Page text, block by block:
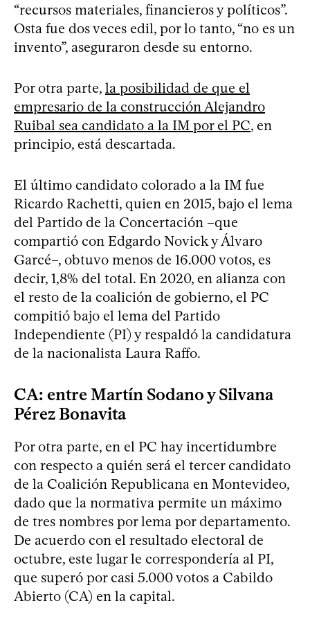
“recursos materiales, financieros y políticos”.
Osta fue dos veces edil, por lo tanto, “no es un
invento”, aseguraron desde su entorno.
Por otra parte, la posibilidad de que el
empresario de la construcción Alejandro
Ruibal sea candidato a la IM por el PC, en
principio, está descartada.
El último candidato colorado a la IM fue
Ricardo Rachetti, quien en 2015, bajo el lema
del Partido de la Concertación –que
compartió con Edgardo Novick y Álvaro
Garcé–, obtuvo menos de 16.000 votos, es
decir, 1,8% del total. En 2020, en alianza con
el resto de la coalición de gobierno, el PC
compitió bajo el lema del Partido
Independiente (PI) y respaldó la candidatura
de la nacionalista Laura Raffo.
CA: entre Martín Sodano y Silvana
Pérez Bonavita
Por otra parte, en el PC hay incertidumbre
con respecto a quién será el tercer candidato
de la Coalición Republicana en Montevideo,
dado que la normativa permite un máximo
de tres nombres por lema por departamento.
De acuerdo con el resultado electoral de
octubre, este lugar le correspondería al PI,
que superó por casi 5.000 votos a Cabildo
Abierto (CA) en la capital.